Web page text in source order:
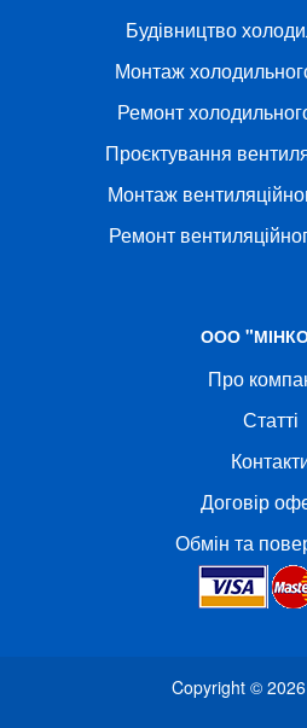
Будівництво
Монтаж
Ремонт
Проєктування
Монтаж
Ремонт
ООО
Про
Статті
Договір
Обмін та
Copyright © 2026